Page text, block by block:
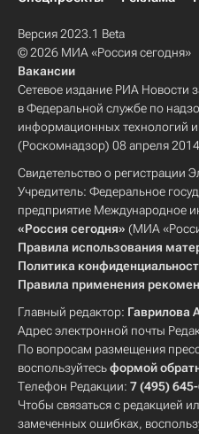
Версия 2023.1 Beta
© 2026 МИА «Россия сегодня»
Вакансии
Сетевое издание РИА Новости
в Федеральной службе по
информационных технологий
(Роскомнадзор) 08 апреля
Свидетельство о
Учредитель: Федеральное
предприятие Международное
«Россия сегодня» (МИА
Правила использования
Политика
Правила применения
Главный редактор: Гаврилова
Адрес электронной почты
По вопросам размещения
воспользуйтесьформой
Телефон Редакции: 7 (495)
Чтобы связаться с редакцией
замеченных ошибках,